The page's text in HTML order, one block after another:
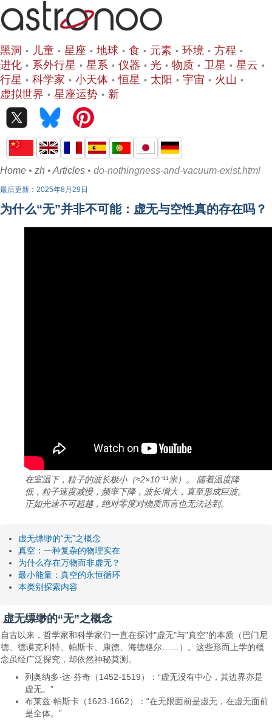
黑洞 儿童 星座 地球 食 元素 环境
方程
进化
系外行星 星系 仪器 光 物质 卫星
星云
行星
科学家 小天体 恒星 太阳 宇宙
火山
虚拟世界
星座运势 新
Home • zh • Articles • do-nothingness-and-vacuum-exist.html
最后更新：2025年8月29日
为什么“无”并非不可能：虚无与空性真的存在吗？
在室温下，粒子的波长极小（≈2×10⁻¹¹米）。 随着温度降
低，粒子速度减慢，频率下降，波长增大，直至形成巨波。
正如光速不可超越，绝对零度对物质而言也无法达到。
虚无缥缈的“无”之概念
真空：一种复杂的物理实在
为什么存在万物而非虚无？
最小能量：真空的永恒循环
本类别探索内容
虚无缥缈的“无”之概念
自古以来，哲学家和科学家们一直在探讨"虚无"与"真空"的本质（巴门尼
德、德谟克利特、帕斯卡、康德、海德格尔……）。这些形而上学的概
念虽经广泛探究，却依然神秘莫测。
列奥纳多·达·芬奇（1452-1519）：“虚无没有中心，其边界亦是
虚无。”
布莱兹·帕斯卡（1623-1662）：“在无限面前是虚无，在虚无面前
是全体。”